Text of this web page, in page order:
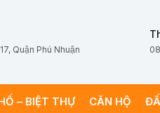
Quận Phú Nhuận
– BIỆT THỰ CĂN HỘ